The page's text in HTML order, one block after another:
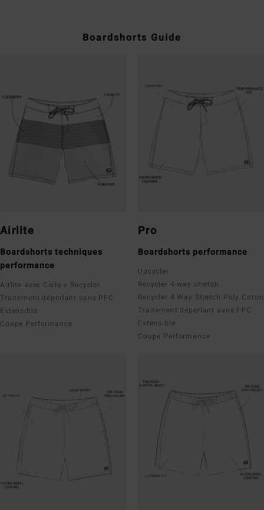
Boardshorts Guide
Airlite
Boardshorts techniques
performance
Airlite avec Ciclo x Recycler
Traitement déperlant sans PFC
Extensible
Coupe Performance
Pro
Boardshorts performance
Upcycler
Recycler 4-way stretch
Recycler 4 Way Stretch Poly Coton
Traitement déperlant sans PFC
Extensible
Coupe Performance